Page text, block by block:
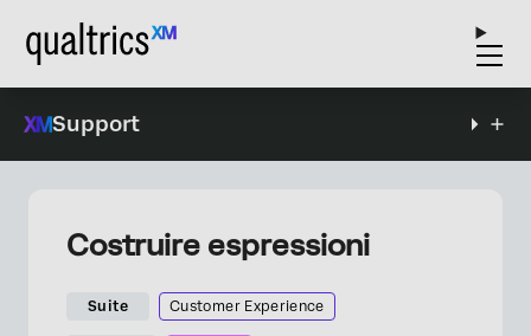
Support
Costruire espressioni
Suite Customer Experience